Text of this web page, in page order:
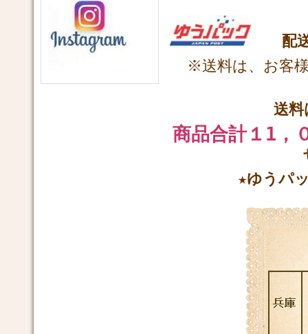
配
※送料は、お客
送料
商品合計１1，
★ゆうパ